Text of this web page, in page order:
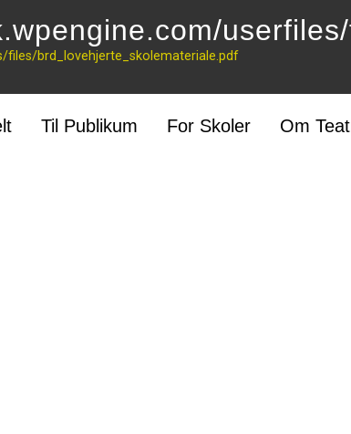
Til Publikum For Skoler Om
files/brd_lovehjerte_skolemateriale.pdf